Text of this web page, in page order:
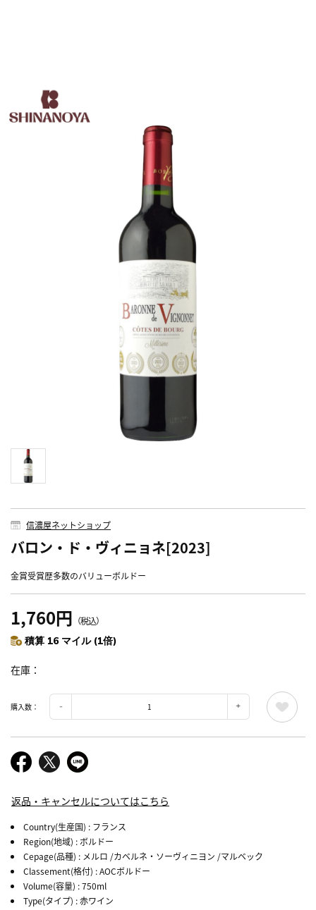
信濃屋ネットショップ
バロン・ド・ヴィニョネ[2023]
金賞受賞歴多数のバリューボルドー
1,760円 （税込）
積算 16 マイル (1倍)
在庫
購入数：
返品・キャンセルについてはこちら
Country(生産国) : フランス
Region(地域) : ボルドー
Cepage(品種) : メルロ /カベルネ・ソーヴィニヨン /マルベック
Classement(格付) : AOCボルドー
Volume(容量) : 750ml
Type(タイプ) : 赤ワイン